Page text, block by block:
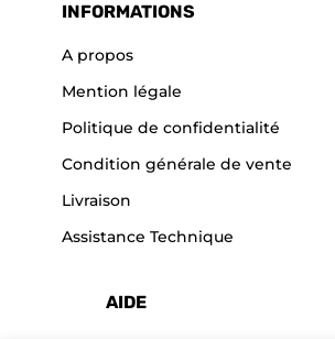
INFORMATIONS
A propos
Mention légale
Politique de confidentialité
Condition générale de vente
Livraison
Assistance Technique
AIDE